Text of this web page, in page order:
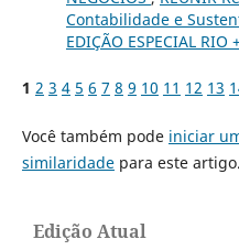
Contabilidade e
EDIÇÃO ESPECIAL RIO
1 2 3 4 5 6 7 8 9 10 11 12 13
Você também pode iniciar
similaridadepara este artigo.
Edição Atual